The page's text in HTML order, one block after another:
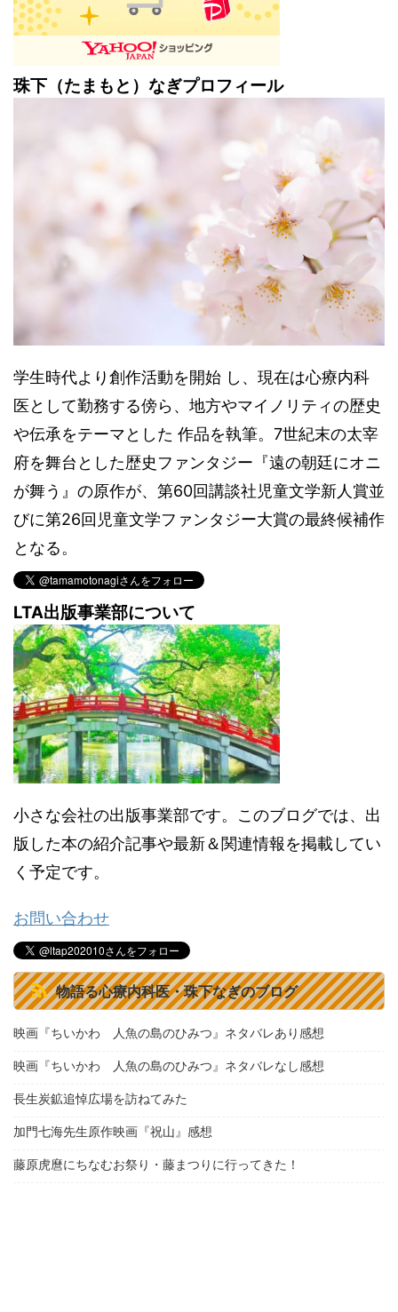
珠下（たまもと）なぎプロフィール
学生時代より創作活動を開始 し、現在は心療内科
医として勤務する傍ら、地方やマイノリティの歴史
や伝承をテーマとした 作品を執筆。7世紀末の太宰
府を舞台とした歴史ファンタジー『遠の朝廷にオニ
が舞う』の原作が、第60回講談社児童文学新人賞並
びに第26回児童文学ファンタジー大賞の最終候補作
となる。
LTA出版事業部について
小さな会社の出版事業部です。このブログでは、出
版した本の紹介記事や最新＆関連情報を掲載してい
く予定です。
お問い合わせ
物語る心療内科医・珠下なぎのブログ
映画『ちいかわ 人魚の島のひみつ』ネタバレあり感想
映画『ちいかわ 人魚の島のひみつ』ネタバレなし感想
長生炭鉱追悼広場を訪ねてみた
加門七海先生原作映画『祝山』感想
藤原虎麿にちなむお祭り・藤まつりに行ってきた！